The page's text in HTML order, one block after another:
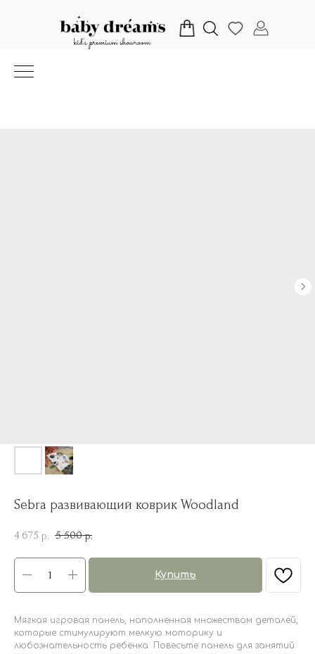
Sebra развивающий коврик Woodland
4 675 р. 5 500 р.
Купить
Мягкая игровая панель, наполненная множеством деталей,
которые стимулируют мелкую моторику и
любознательность ребенка. Повесьте панель для занятий